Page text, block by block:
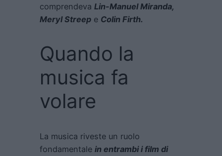
comprendeva Lin-Manuel Miranda,
Meryl Streep e Colin Firth.
Quando la
musica fa
volare
La musica riveste un ruolo
fondamentale in entrambi i film di